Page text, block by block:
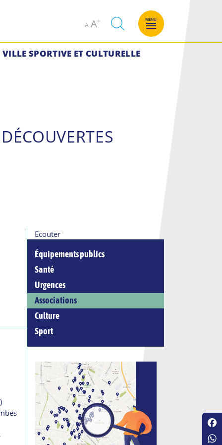
A
Decrease
font
AIncrease
size.
MENU
VILLE SPORTIVE ET CULTURELLE
Ecouter
Équipements publics
Santé
Urgences
Associations
Culture
Sport